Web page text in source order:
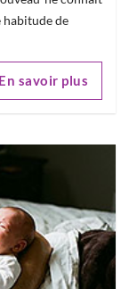
habitude de
En savoir plus